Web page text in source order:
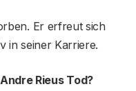
Er erfreut sich
in seiner Karriere.
Rieus Tod?